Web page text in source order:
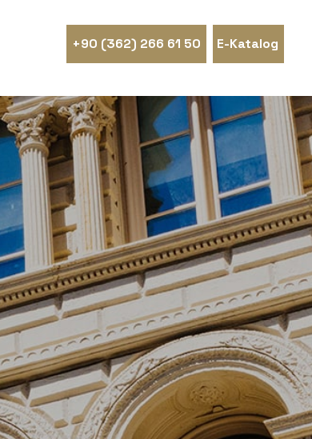
+90 (362) 266 61 50 E-Katalog